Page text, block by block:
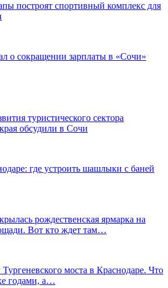
построят спортивный комплекс для
о сокращении зарплаты в «Сочи»
туристического сектора
обсудили в Сочи
где устроить шашлыки с баней
рождественская ярмарка на
Вот кто ждет там…
моста в Краснодаре. Что
годами, а…